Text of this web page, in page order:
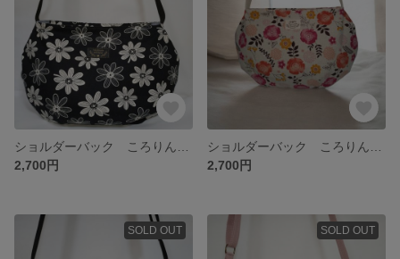
2,700円
2,700円
SOLD OUT SOLD OUT